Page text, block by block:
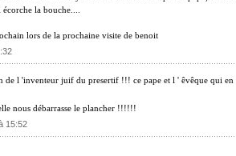
la bouche....
lors de la prochaine visite de benoit
de l 'inventeur juif du presertif !!! ce pape et l ' êvêque qui en
nous débarrasse le plancher !!!!!!
15:52